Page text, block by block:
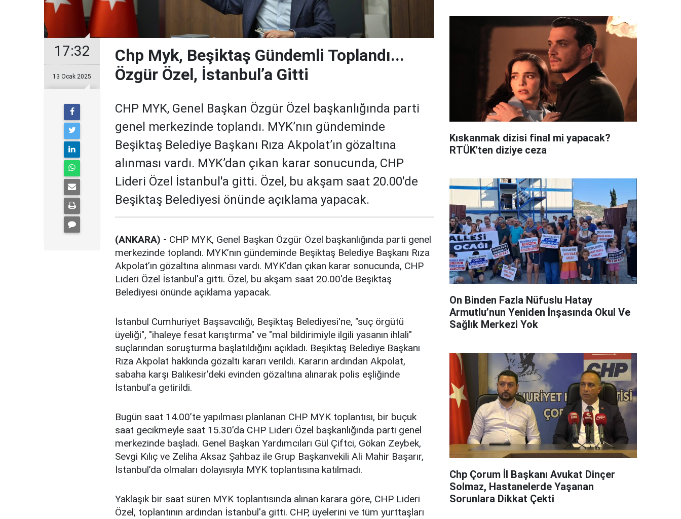
17:32
13 Ocak 2025
Chp Myk, Beşiktaş Gündemli Toplandı...
Özgür Özel, İstanbul’a Gitti
CHP MYK, Genel Başkan Özgür Özel başkanlığında parti
genel merkezinde toplandı. MYK’nın gündeminde
Beşiktaş Belediye Başkanı Rıza Akpolat’ın gözaltına
alınması vardı. MYK’dan çıkan karar sonucunda, CHP
Lideri Özel İstanbul'a gitti. Özel, bu akşam saat 20.00'de
Beşiktaş Belediyesi önünde açıklama yapacak.
(ANKARA) - CHP MYK, Genel Başkan Özgür Özel başkanlığında parti genel
merkezinde toplandı. MYK’nın gündeminde Beşiktaş Belediye Başkanı Rıza
Akpolat’ın gözaltına alınması vardı. MYK’dan çıkan karar sonucunda, CHP
Lideri Özel İstanbul'a gitti. Özel, bu akşam saat 20.00'de Beşiktaş
Belediyesi önünde açıklama yapacak.
İstanbul Cumhuriyet Başsavcılığı, Beşiktaş Belediyesi'ne, "suç örgütü
üyeliği", "ihaleye fesat karıştırma" ve "mal bildirimiyle ilgili yasanın ihlali"
suçlarından soruşturma başlatıldığını açıkladı. Beşiktaş Belediye Başkanı
Rıza Akpolat hakkında gözaltı kararı verildi. Kararın ardından Akpolat,
sabaha karşı Balıkesir’deki evinden gözaltına alınarak polis eşliğinde
İstanbul’a getirildi.
Bugün saat 14.00’te yapılması planlanan CHP MYK toplantısı, bir buçuk
saat gecikmeyle saat 15.30’da CHP Lideri Özel başkanlığında parti genel
merkezinde başladı. Genel Başkan Yardımcıları Gül Çiftci, Gökan Zeybek,
Sevgi Kılıç ve Zeliha Aksaz Şahbaz ile Grup Başkanvekili Ali Mahir Başarır,
İstanbul’da olmaları dolayısıyla MYK toplantısına katılmadı.
Yaklaşık bir saat süren MYK toplantısında alınan karara göre, CHP Lideri
Özel, toplantının ardından İstanbul'a gitti. CHP, üyelerini ve tüm yurttaşları
Kıskanmak dizisi final mi yapacak?
RTÜK'ten diziye ceza
On Binden Fazla Nüfuslu Hatay
Armutlu’nun Yeniden İnşasında Okul Ve
Sağlık Merkezi Yok
Chp Çorum İl Başkanı Avukat Dinçer
Solmaz, Hastanelerde Yaşanan
Sorunlara Dikkat Çekti